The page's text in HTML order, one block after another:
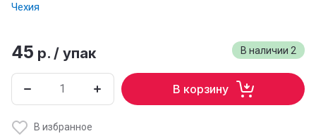
Чехия
В наличии 2
45 р. / упак
В корзину
В избранное